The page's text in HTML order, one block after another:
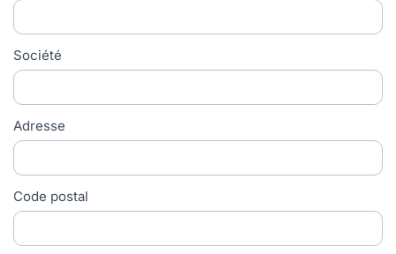
Société
Adresse
Code postal